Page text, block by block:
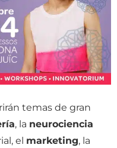
temas de gran
, la neurociencia
el marketing, la